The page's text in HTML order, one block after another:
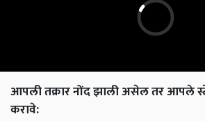
आपली तक्रार नोंद झाली असेल तर आपले
करावे: